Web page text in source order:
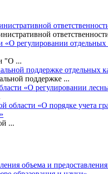
регулировании
"О ...
поддержке отдельных
поддержке ...
«О регулировании
области «О порядке
...
объема и